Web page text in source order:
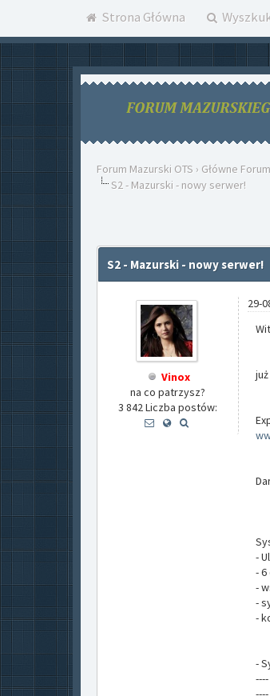
Strona Główna
Forum Mazurski OTS › Główne Forum
S2 - Mazurski - nowy serwer!
S2 - Mazurski - nowy serwer!
Vinox
na co patrzysz?
3 842 Liczba postów:
29-
-
-
-
-
-
-